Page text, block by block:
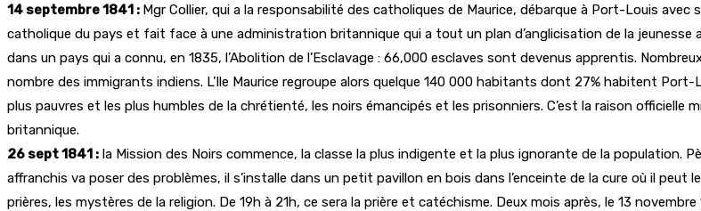
14 septembre 1841 : Mgr Collier, qui a la responsabilité des catholiques de Maurice, débarque à Port-Louis
catholique du pays et fait face à une administration britannique qui a tout un plan d’anglicisation de la jeunesse
dans un pays qui a connu, en 1835, l’Abolition de l’Esclavage : 66,000 esclaves sont devenus apprentis.
nombre des immigrants indiens. L’Ile Maurice regroupe alors quelque 140 000 habitants dont 27% habitent
plus pauvres et les plus humbles de la chrétienté, les noirs émancipés et les prisonniers. C’est la raison officielle
britannique.
26 sept 1841 : la Mission des Noirs commence, la classe la plus indigente et la plus ignorante de la population.
affranchis va poser des problèmes, il s’installe dans un petit pavillon en bois dans l’enceinte de la cure où il peut
prières, les mystères de la religion. De 19h à 21h, ce sera la prière et catéchisme. Deux mois après, le 13